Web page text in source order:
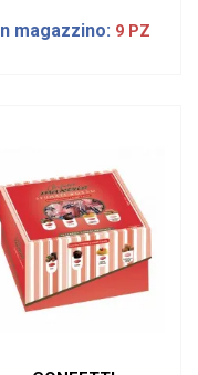
In magazzino: 9 PZ